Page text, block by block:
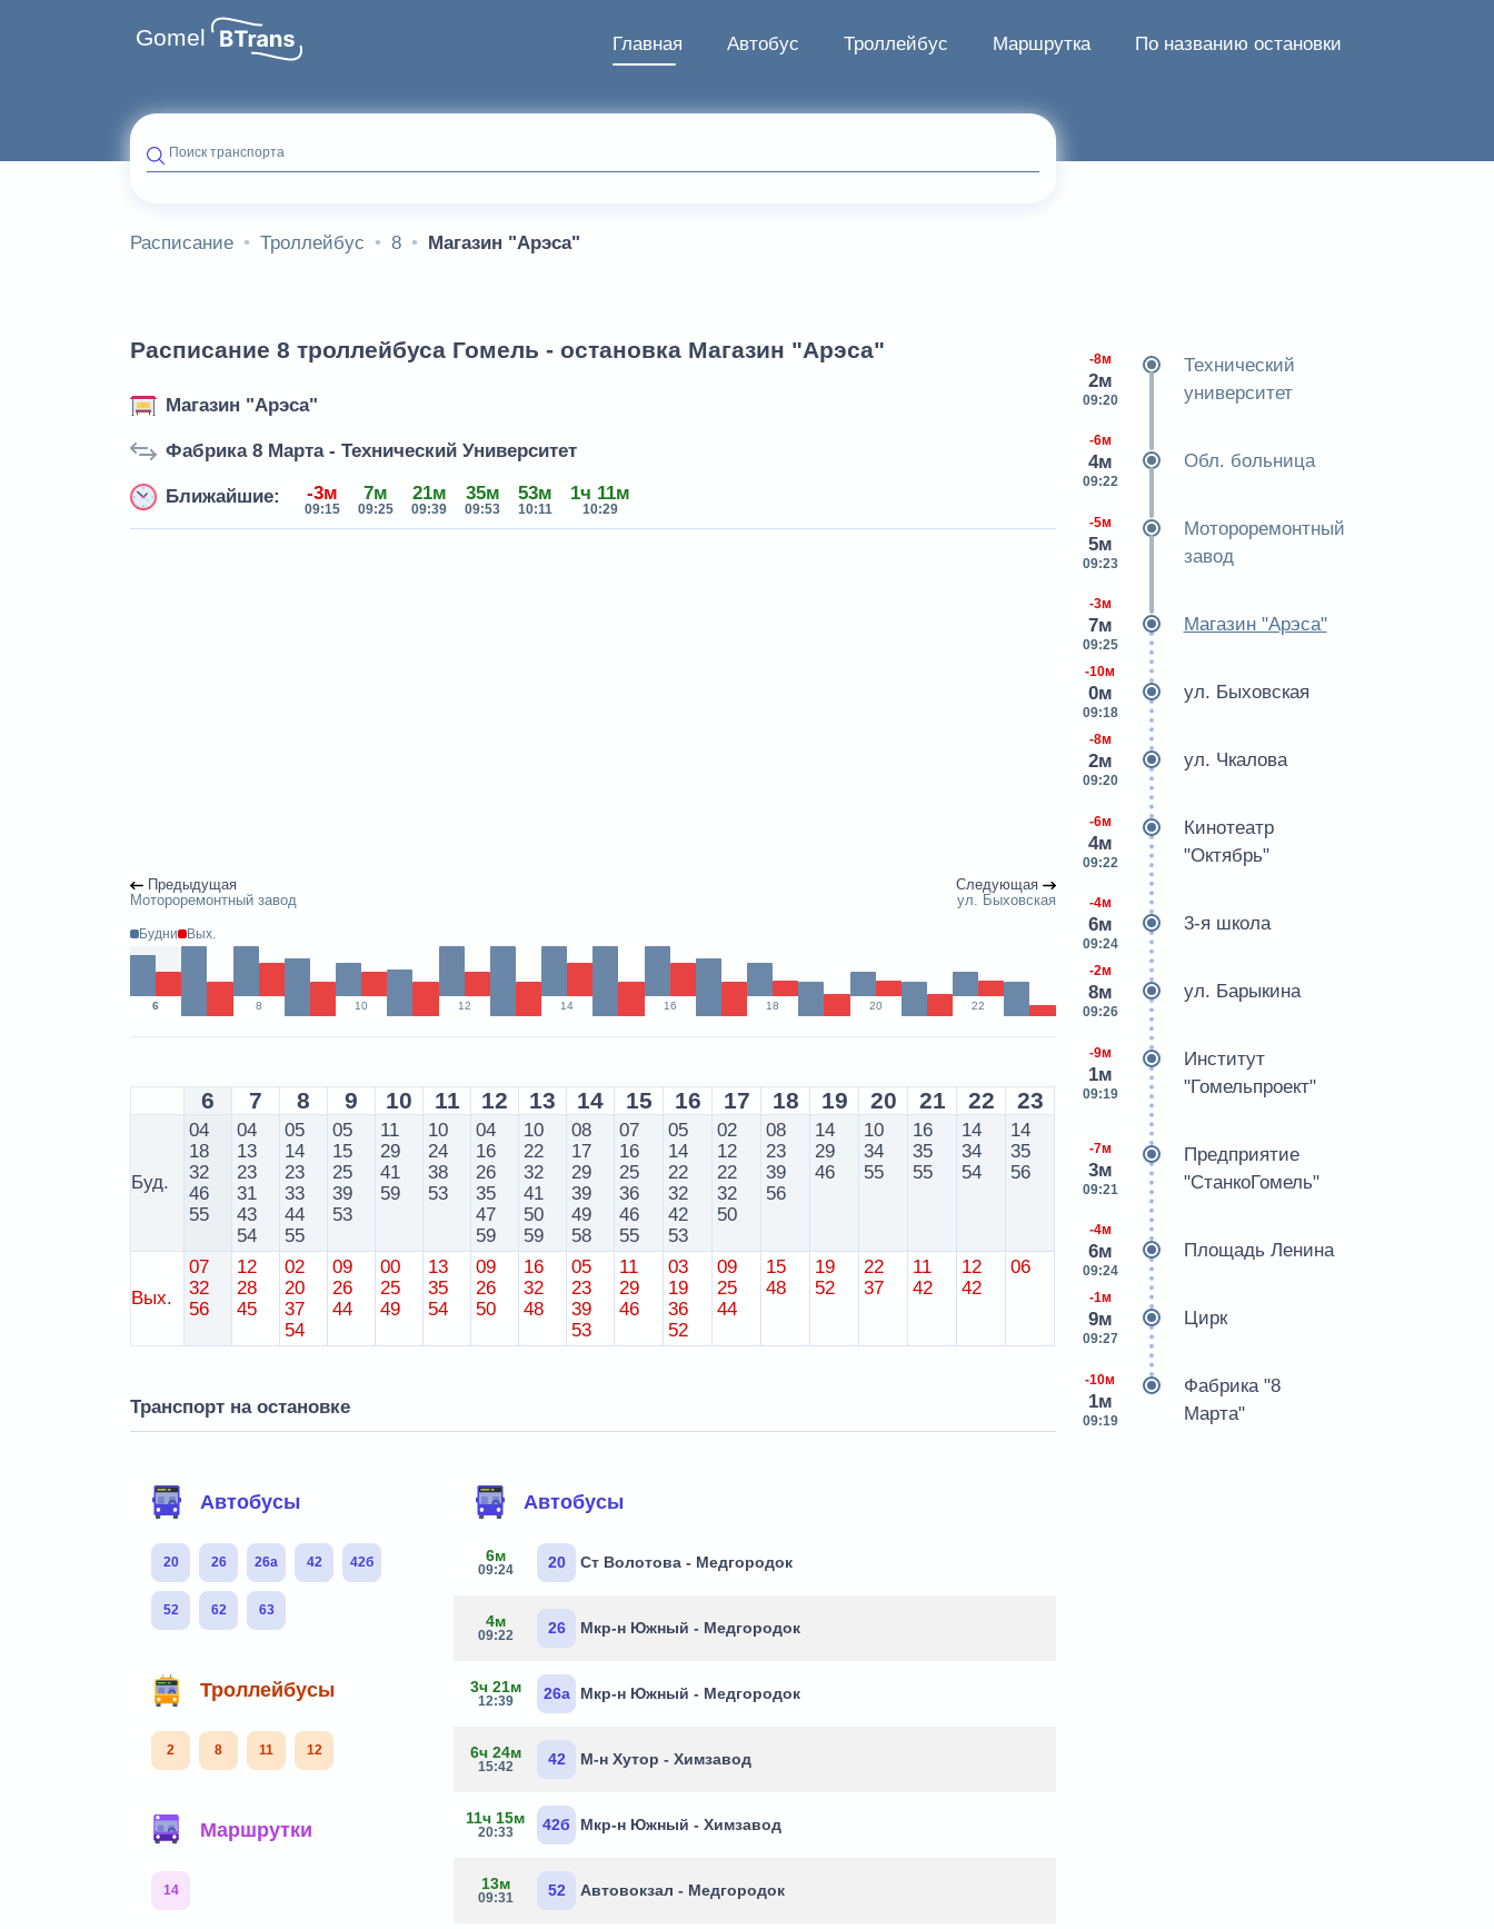
Gomel Главная Автобус Троллейбус Маршрутка По названию остановки
Поиск транспорта
Расписание Троллейбус 8 Магазин "Арэса"
Расписание 8 троллейбуса Гомель - остановка Магазин "Арэса"
Магазин "Арэса"
Фабрика 8 Марта - Технический Университет
Ближайшие: -3м
09:15
7м
09:25
21м
09:39
35м
09:53
53м
10:11
1ч 11м
10:29
Предыдущая
Мотороремонтный завод
Следующая
ул. Быховская
Будни Вых.
6 8 10 12 14 16 18 20 22
6 7 8 9 10 11 12 13 14 15 16 17 18 19 20 21 22 23
Буд.
04
18
32
46
55
04
13
23
31
43
54
05
14
23
33
44
55
05
15
25
39
53
11
29
41
59
10
24
38
53
04
16
26
35
47
59
10
22
32
41
50
59
08
17
29
39
49
58
07
16
25
36
46
55
05
14
22
32
42
53
02
12
22
32
50
08
23
39
56
14
29
46
10
34
55
16
35
55
14
34
54
14
35
56
Вых.
07
32
56
12
28
45
02
20
37
54
09
26
44
00
25
49
13
35
54
09
26
50
16
32
48
05
23
39
53
11
29
46
03
19
36
52
09
25
44
15
48
19
52
22
37
11
42
12
42
06
Транспорт на остановке
Автобусы
20 26 26а 42 42б
52 62 63
Троллейбусы
2 8 11 12
Маршрутки
14
Автобусы
6м
09:24 20 Ст Волотова - Медгородок
4м
09:22 26 Мкр-н Южный - Медгородок
3ч 21м
12:39 26а Мкр-н Южный - Медгородок
6ч 24м
15:42 42 М-н Хутор - Химзавод
11ч 15м
20:33 42б Мкр-н Южный - Химзавод
13м
09:31 52 Автовокзал - Медгородок
-8м
2м
09:20
Технический
университет
-6м
4м
09:22
Обл. больница
-5м
5м
09:23
Мотороремонтный
завод
-3м
7м
09:25
Магазин "Арэса"
-10м
0м
09:18
ул. Быховская
-8м
2м
09:20
ул. Чкалова
-6м
4м
09:22
Кинотеатр
"Октябрь"
-4м
6м
09:24
3-я школа
-2м
8м
09:26
ул. Барыкина
-9м
1м
09:19
Институт
"Гомельпроект"
-7м
3м
09:21
Предприятие
"СтанкоГомель"
-4м
6м
09:24
Площадь Ленина
-1м
9м
09:27
Цирк
-10м
1м
09:19
Фабрика "8
Марта"